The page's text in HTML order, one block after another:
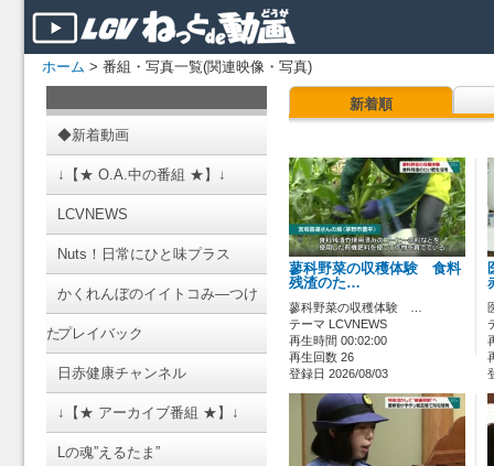
ホーム > 番組・写真一覧(関連映像・写真)
◆新着動画
↓【★ O.A.中の番組 ★】↓
LCVNEWS
Nuts！日常にひと味プラス
かくれんぼのイイトコみ―つけ
たプレイバック
日赤健康チャンネル
↓【★ アーカイブ番組 ★】↓
Lの魂”えるたま”
新着順
蓼科野菜の収穫体験 食料
残渣のた…
蓼科野菜の収穫体験 …
テーマ LCVNEWS
再生時間 00:02:00
再生回数 26
登録日 2026/08/03